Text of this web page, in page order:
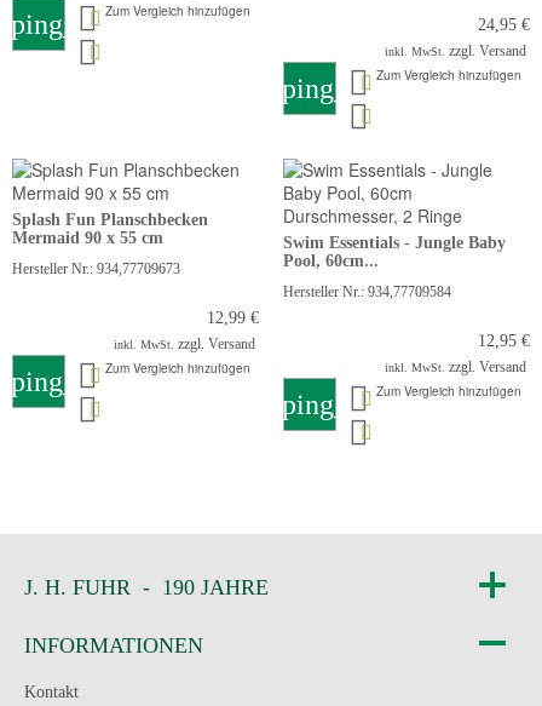
Zum Vergleich hinzufügen
24,95 €
inkl. MwSt. zzgl. Versand
shopping_cartZum Vergleich hinzufügen
Splash Fun Planschbecken
Mermaid 90 x 55 cm
Hersteller Nr.: 934,77709673
12,99 €
inkl. MwSt. zzgl. Versand
Zum Vergleich hinzufügen
Swim Essentials - Jungle Baby
Pool, 60cm...
Hersteller Nr.: 934,77709584
12,95 €
inkl. MwSt. zzgl. Versand
shopping_cartZum Vergleich hinzufügen
J. H. FUHR - 190 JAHRE
INFORMATIONEN
Kontakt